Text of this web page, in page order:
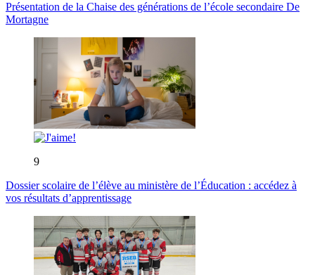
Présentation de la Chaise des générations de l’école secondaire De
Mortagne
9
Dossier scolaire de l’élève au ministère de l’Éducation : accédez à
vos résultats d’apprentissage